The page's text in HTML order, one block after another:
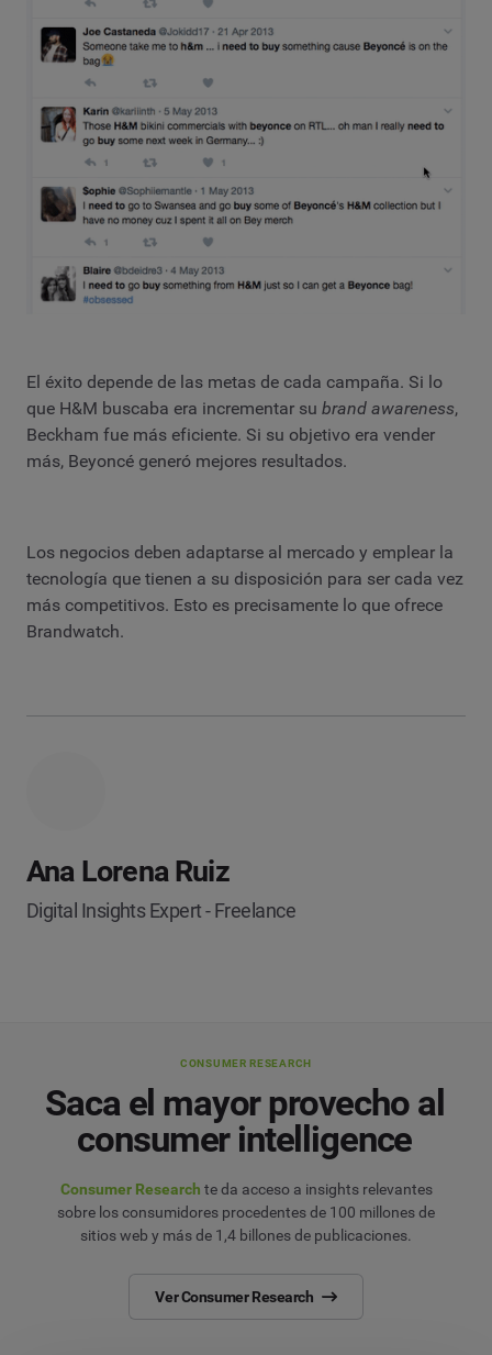
El éxito depende de las metas de cada campaña. Si lo
que H&M buscaba era incrementar su brand awareness,
Beckham fue más eficiente. Si su objetivo era vender
más, Beyoncé generó mejores resultados.
Los negocios deben adaptarse al mercado y emplear la
tecnología que tienen a su disposición para ser cada vez
más competitivos. Esto es precisamente lo que ofrece
Brandwatch.
Ana Lorena Ruiz
Digital Insights Expert - Freelance
CONSUMER RESEARCH
Saca el mayor provecho al
consumer intelligence
Consumer Research te da acceso a insights relevantes
sobre los consumidores procedentes de 100 millones de
sitios web y más de 1,4 billones de publicaciones.
Ver Consumer Research